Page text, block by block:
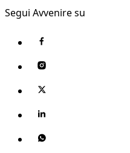
Segui Avvenire su